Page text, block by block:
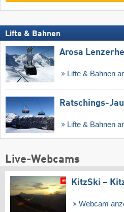
Lifte & Bahnen
Arosa
Lifte & Bahnen
Ratschings-
Lifte & Bahnen
Live-Webcams
KitzSki –
Webcam